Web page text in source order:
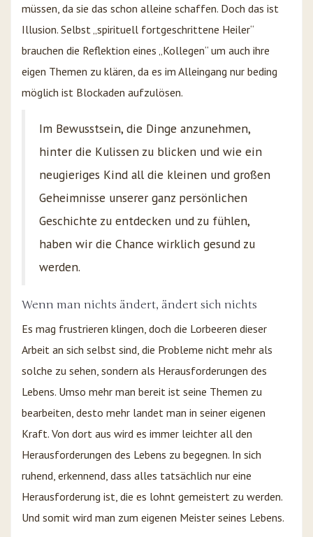
müssen, da sie das schon alleine schaffen. Doch das ist
Illusion. Selbst „spirituell fortgeschrittene Heiler“
brauchen die Reflektion eines „Kollegen“ um auch ihre
eigen Themen zu klären, da es im Alleingang nur beding
möglich ist Blockaden aufzulösen.
Im Bewusstsein, die Dinge anzunehmen,
hinter die Kulissen zu blicken und wie ein
neugieriges Kind all die kleinen und großen
Geheimnisse unserer ganz persönlichen
Geschichte zu entdecken und zu fühlen,
haben wir die Chance wirklich gesund zu
werden.
Wenn man nichts ändert, ändert sich nichts
Es mag frustrieren klingen, doch die Lorbeeren dieser
Arbeit an sich selbst sind, die Probleme nicht mehr als
solche zu sehen, sondern als Herausforderungen des
Lebens. Umso mehr man bereit ist seine Themen zu
bearbeiten, desto mehr landet man in seiner eigenen
Kraft. Von dort aus wird es immer leichter all den
Herausforderungen des Lebens zu begegnen. In sich
ruhend, erkennend, dass alles tatsächlich nur eine
Herausforderung ist, die es lohnt gemeistert zu werden.
Und somit wird man zum eigenen Meister seines Lebens.